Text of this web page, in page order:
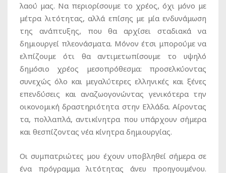
λαού μας. Να περιορίσουμε το χρέος, όχι μόνο με
μέτρα λιτότητας, αλλά επίσης με μία ενδυνάμωση
της ανάπτυξης, που θα αρχίσει σταδιακά να
δημιουργεί πλεονάσματα. Μόνον έτσι μπορούμε να
ελπίζουμε ότι θα αντιμετωπίσουμε το υψηλό
δημόσιο χρέος μεσοπρόθεσμα: προσελκύοντας
συνεχώς όλο και μεγαλύτερες ελληνικές και ξένες
επενδύσεις και αναζωογονώντας γενικότερα την
οικονομική δραστηριότητα στην Ελλάδα. Αίροντας
τα, πολλαπλά, αντικίνητρα που υπάρχουν σήμερα
και θεσπίζοντας νέα κίνητρα δημιουργίας.
Οι συμπατριώτες μου έχουν υποβληθεί σήμερα σε
ένα πρόγραμμα λιτότητας άνευ προηγουμένου.